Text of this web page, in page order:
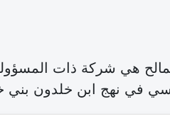
هي شركة ذات
في نهج ابن خلدون بني